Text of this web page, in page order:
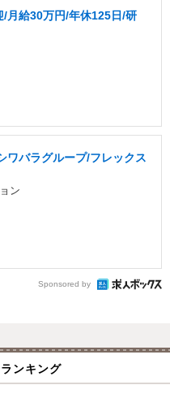
/月給30万円/年休125日/研
ワバラグループ/フレックス
ン
Sponsored by
ンキング